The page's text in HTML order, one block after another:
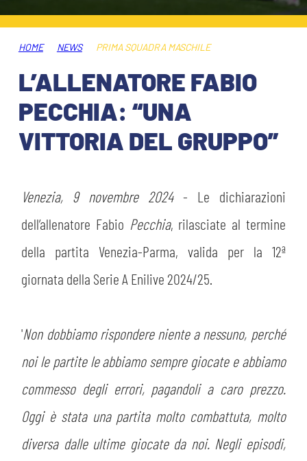
INFO BIGLIETTI
MUSEUM CLUB EXPERIENCE
TARDINI CARD
TRASFERTE
TICKET GIFT CARD
SHOP
HOSPITALITY
HOSPITALITY
MUSEUM CLUB EXPERIENCE
ESPORTS
ORGANIGRAMMA
MUTTI TRAINING CENTER
MUSEO
SLO
LAVORA CON NOI
STADIO TARDINI
CSR
LEGENDS
HOME NEWS PRIMA SQUADRA MASCHILE
L’ALLENATORE FABIO
PECCHIA: “UNA
VITTORIA DEL GRUPPO”
Venezia, 9 novembre 2024 - Le dichiarazioni
dell’allenatore Fabio Pecchia, rilasciate al termine
della partita Venezia-Parma, valida per la 12ª
giornata della Serie A Enilive 2024/25.
'Non dobbiamo rispondere niente a nessuno, perché
noi le partite le abbiamo sempre giocate e abbiamo
commesso degli errori, pagandoli a caro prezzo.
Oggi è stata una partita molto combattuta, molto
diversa dalle ultime giocate da noi. Negli episodi,